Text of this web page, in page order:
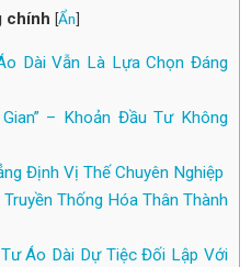
chính [Ẩn]
Dài Vẫn Là Lựa Chọn Đáng
– Khoản Đầu Tư Không
Định Vị Thế Chuyên Nghiệp
Thống Hóa Thân Thành
Áo Dài Dự Tiệc Đối Lập Với